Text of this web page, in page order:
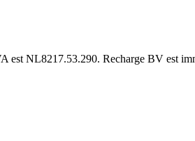
est NL8217.53.290. Recharge BV est